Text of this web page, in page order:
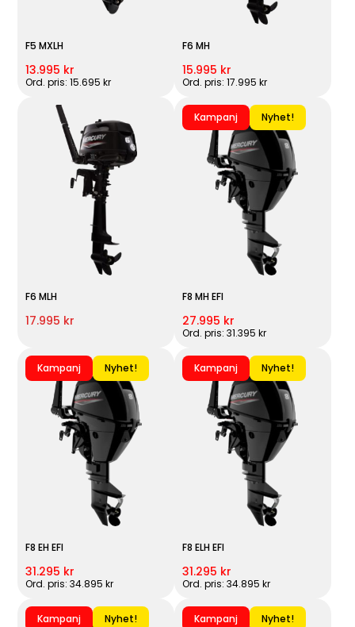
F5 MXLH
13.995 kr
Ord. pris: 15.695 kr
F6 MH
15.995 kr
Ord. pris: 17.995 kr
F6 MLH
17.995 kr
Kampanj Nyhet!
F8 MH EFI
27.995 kr
Ord. pris: 31.395 kr
Kampanj Nyhet!
F8 EH EFI
31.295 kr
Ord. pris: 34.895 kr
Kampanj Nyhet!
F8 ELH EFI
31.295 kr
Ord. pris: 34.895 kr
Kampanj Nyhet! Kampanj Nyhet!